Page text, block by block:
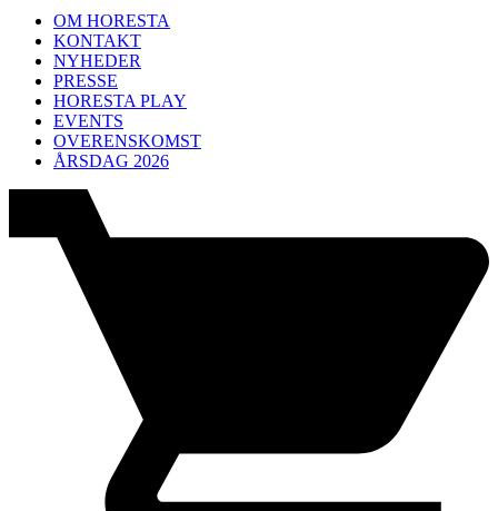
OM HORESTA
KONTAKT
NYHEDER
PRESSE
HORESTA PLAY
EVENTS
OVERENSKOMST
ÅRSDAG 2026